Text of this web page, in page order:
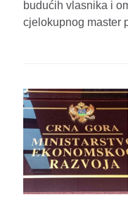
budućih vlasnika i
cjelokupnog master